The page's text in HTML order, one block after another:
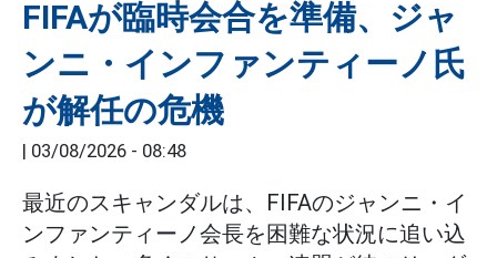
FIFAが臨時会合を準備、ジャ
ンニ・インファンティーノ氏
が解任の危機
| 03/08/2026 - 08:48
最近のスキャンダルは、FIFAのジャンニ・イ
ンファンティーノ会長を困難な状況に追い込